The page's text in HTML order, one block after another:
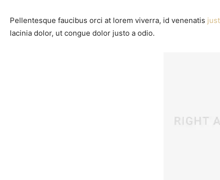
Pellentesque faucibus orci at lorem viverra, id venenatis
lacinia dolor, ut congue dolor justo a odio.